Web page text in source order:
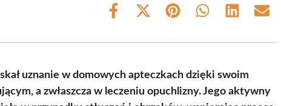
Share
Share
(Twitter)
Share Share Share Share
uznanie w domowych apteczkach dzięki swoim
a zwłaszcza w leczeniu opuchlizny. Jego aktywny